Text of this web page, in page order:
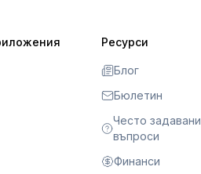
Ресурси
Блог
Бюлетин
Често задавани
въпроси
Финанси